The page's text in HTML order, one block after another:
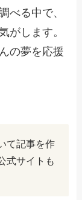
べる中で、
がします。
の夢を応援
て記事を作
式サイトも